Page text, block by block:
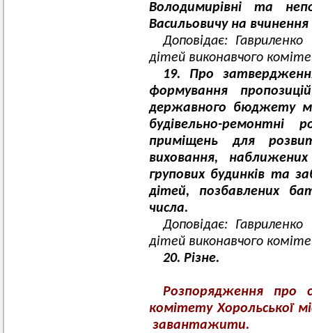
Володимирівні та
Васильовичу на
Доповідає:
дітей виконавчого
19. Про
формування
державного бюджету
будівельно-
приміщень для
виховання,
групових будинків та
дітей, позбавлених
числа.
Доповідає:
дітей виконавчого
20. Різне.
Розпорядження про
комітету Хорольської
завантажити.